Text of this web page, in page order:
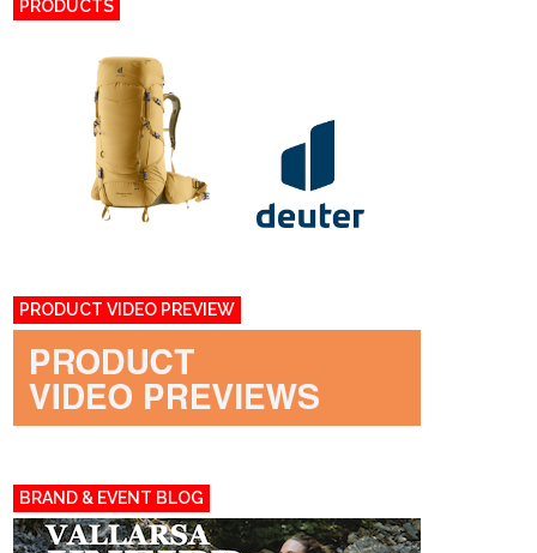
PRODUCTS
PRODUCT VIDEO PREVIEW
BRAND & EVENT BLOG